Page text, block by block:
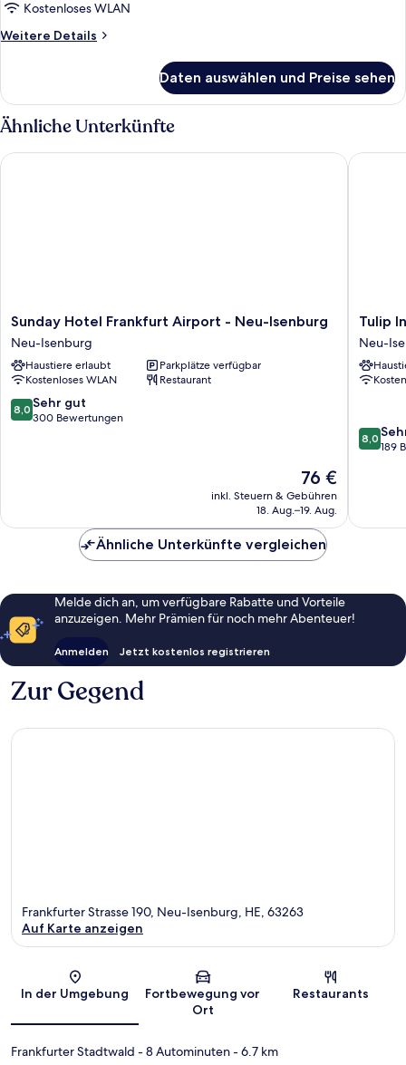
Kostenloses WLAN
Weitere Details
Weitere
Doppelzimmer,
1
Doppelbett
Daten auswählen und Preise sehen
Ähnliche Unterkünfte
Sunday
Hotel
Frankfurt
Airport
-
Neu-
Isenburg
Sunday Hotel Frankfurt Airport - Neu-Isenburg
Neu-Isenburg
Haustiere erlaubt
Parkplätze verfügbar
Kostenloses WLAN
Restaurant
8.0
von
8,0 Sehr gut
300 Bewertungen
Der
Preis
beträgt
76 €
inkl. Steuern & Gebühren
18. Aug.–19. Aug.
Sunday Hotel Frankfurt Airport - Neu-Isenburg
Tulip
Inn
Airport
Neu-
Tulip
Neu-
8.0
von
8,0
189
Tulip
Ähnliche Unterkünfte vergleichen
Melde dich an, um verfügbare Rabatte und Vorteile
anzuzeigen. Mehr Prämien für noch mehr Abenteuer!
Anmelden Jetzt kostenlos registrieren
Zur Gegend
Karte
Frankfurter Strasse 190, Neu-Isenburg, HE, 63263
Auf Karte anzeigen
In der Umgebung
Fortbewegung vor
Ort
Restaurants
Frankfurter Stadtwald - 8 Autominuten- 6.7 km